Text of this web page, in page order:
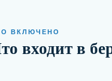
ВКЛЮЧЕНО
входит в